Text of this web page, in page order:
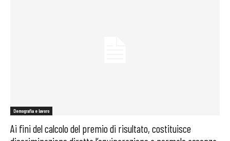
Demografia e lavoro
Ai fini del calcolo del premio di risultato, costituisce